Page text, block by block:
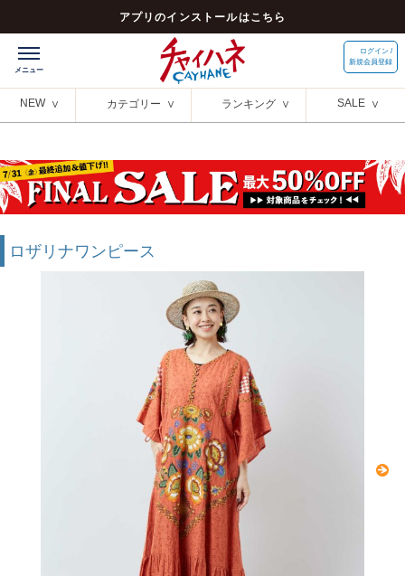
アプリのインストールはこちら
ログイン /
新規会員登録
NEW カテゴリー ランキング SALE
ロザリナワンピース